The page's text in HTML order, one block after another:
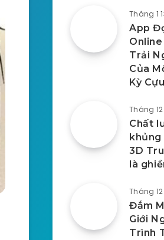
Tháng 1
App
Trải
Của
Kỳ Cựu
Tháng
Chất
khủng
3D
là
Tháng 12
Đắm
Giới
Trình